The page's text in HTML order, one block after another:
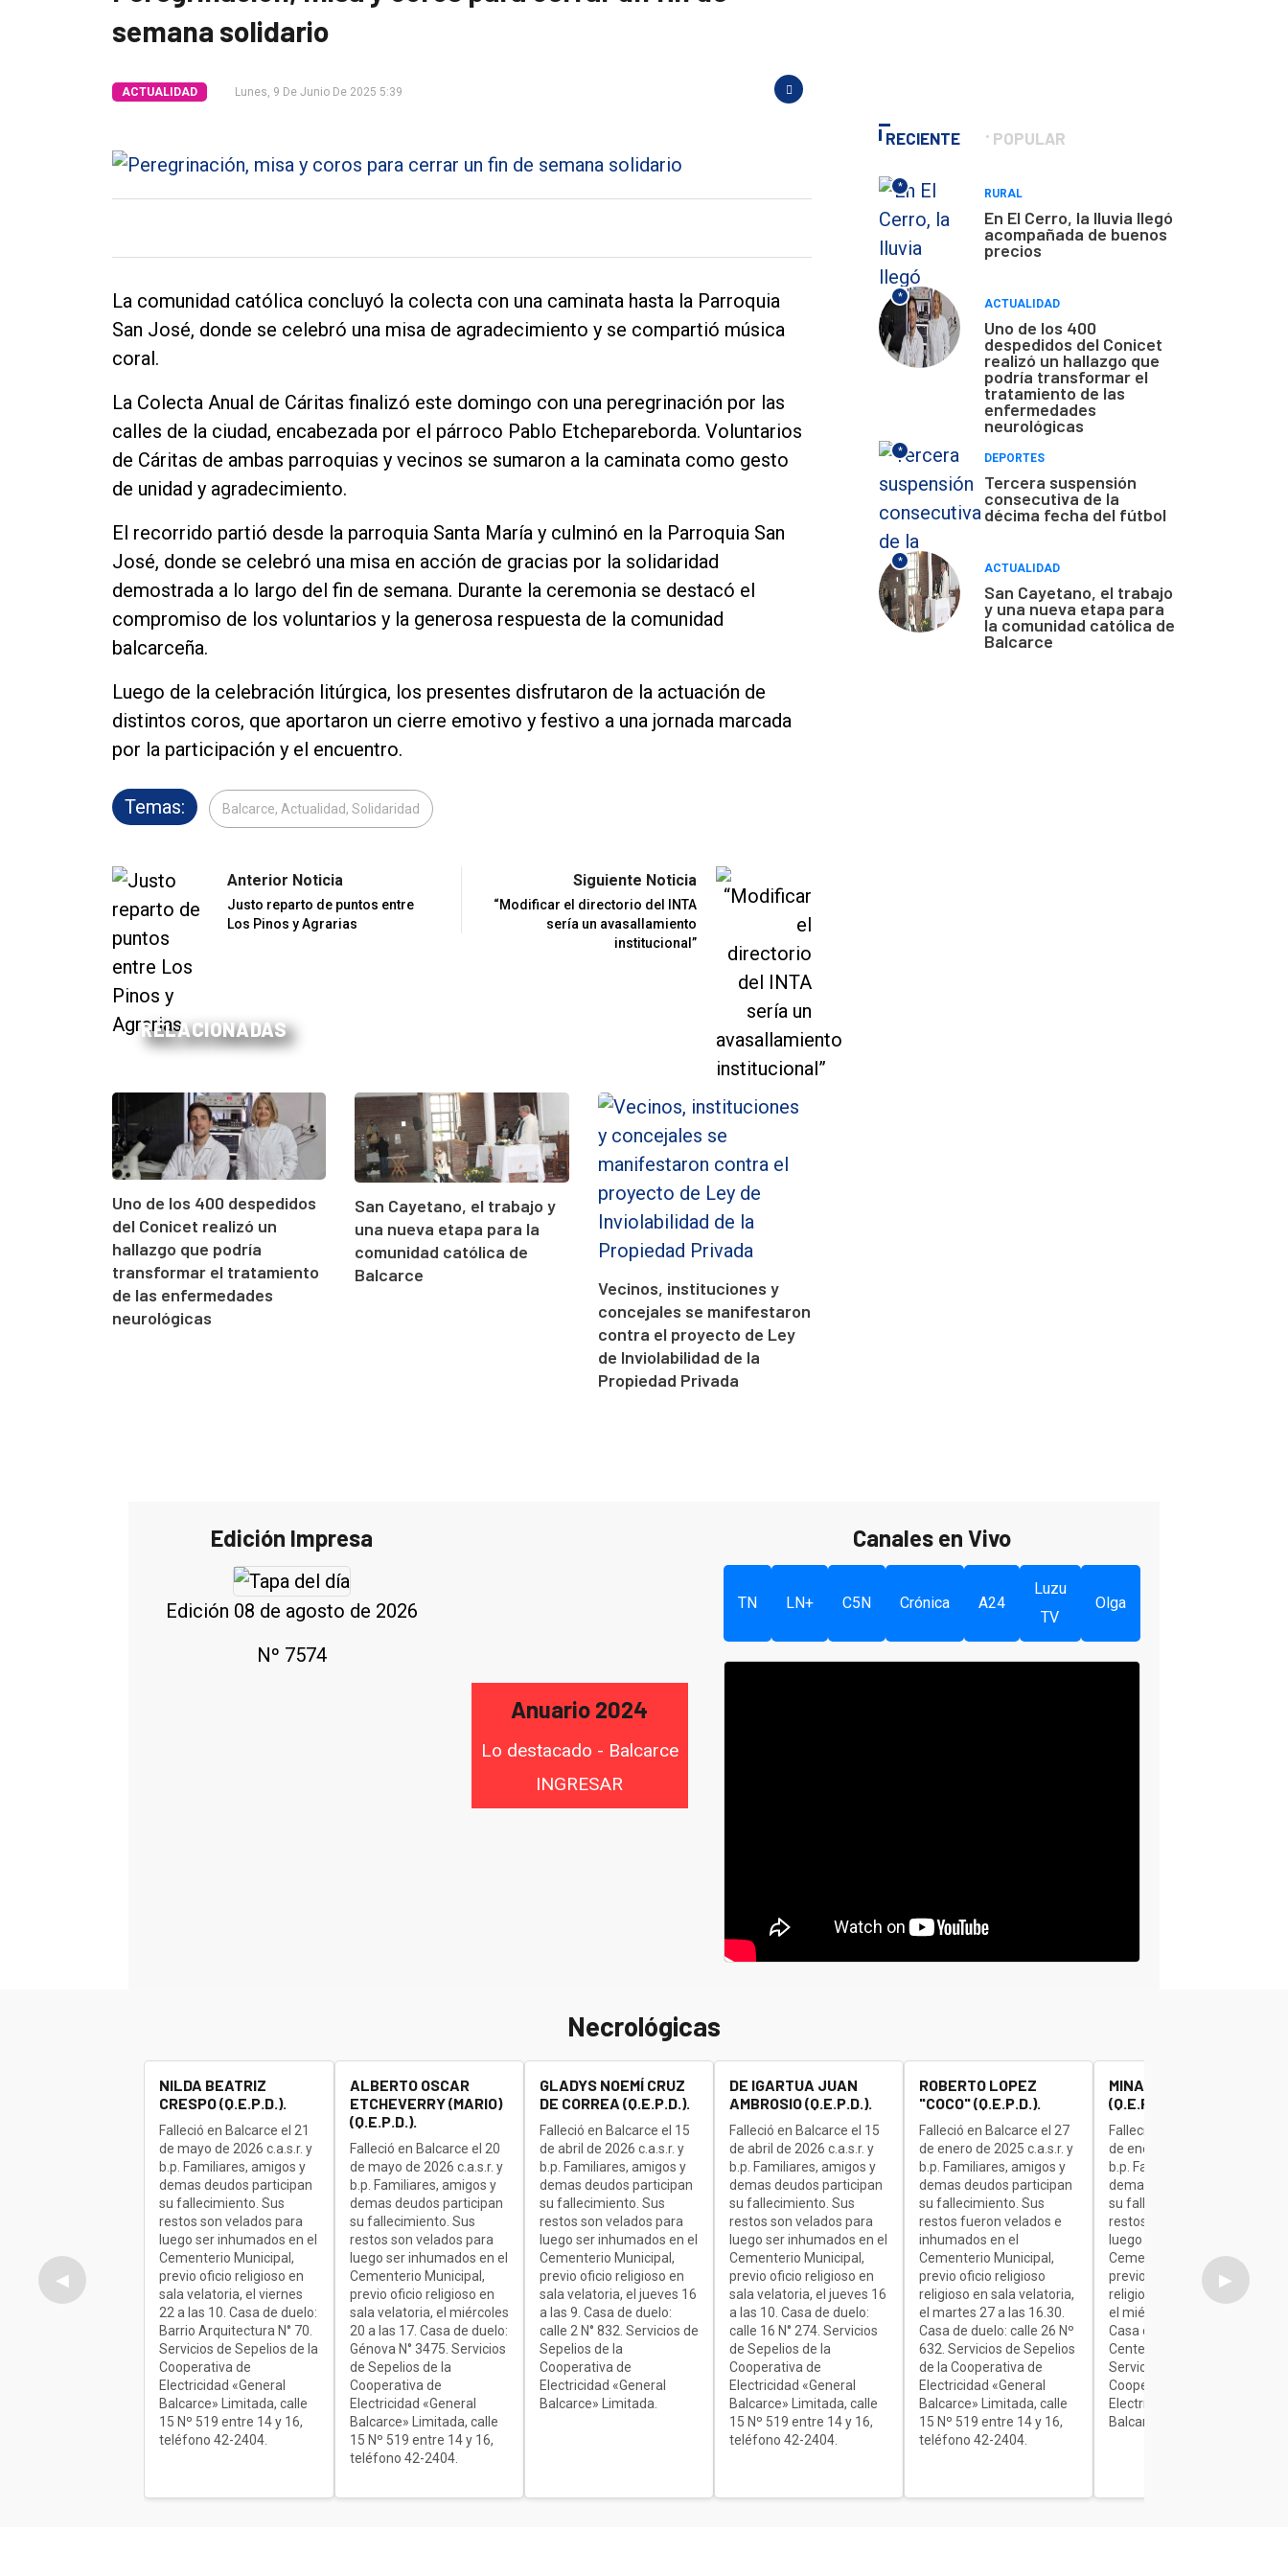
Deportes
Fúnebres
Nosotros
Contacto
semana solidario
ACTUALIDAD Lunes, 9 De Junio De 2025 5:39
La comunidad católica concluyó la colecta con una caminata hasta la Parroquia
San José, donde se celebró una misa de agradecimiento y se compartió música
coral.
La Colecta Anual de Cáritas finalizó este domingo con una peregrinación por las
calles de la ciudad, encabezada por el párroco Pablo Etchepareborda. Voluntarios
de Cáritas de ambas parroquias y vecinos se sumaron a la caminata como gesto
de unidad y agradecimiento.
El recorrido partió desde la parroquia Santa María y culminó en la Parroquia San
José, donde se celebró una misa en acción de gracias por la solidaridad
demostrada a lo largo del fin de semana. Durante la ceremonia se destacó el
compromiso de los voluntarios y la generosa respuesta de la comunidad
balcarceña.
Luego de la celebración litúrgica, los presentes disfrutaron de la actuación de
distintos coros, que aportaron un cierre emotivo y festivo a una jornada marcada
por la participación y el encuentro.
Temas: Balcarce, Actualidad, Solidaridad
Anterior Noticia
Justo reparto de puntos entre
Los Pinos y Agrarias
Siguiente Noticia
“Modificar el directorio del INTA
sería un avasallamiento
institucional”
RELACIONADAS
Uno de los 400 despedidos
del Conicet realizó un
hallazgo que podría
transformar el tratamiento
de las enfermedades
neurológicas
San Cayetano, el trabajo y
una nueva etapa para la
comunidad católica de
Balcarce
Vecinos, instituciones y
concejales se manifestaron
contra el proyecto de Ley
de Inviolabilidad de la
Propiedad Privada
RECIENTE POPULAR
*
RURAL
En El Cerro, la lluvia llegó
acompañada de buenos
precios
*
ACTUALIDAD
Uno de los 400
despedidos del Conicet
realizó un hallazgo que
podría transformar el
tratamiento de las
enfermedades
neurológicas
*
DEPORTES
Tercera suspensión
consecutiva de la
décima fecha del fútbol
*
ACTUALIDAD
San Cayetano, el trabajo
y una nueva etapa para
la comunidad católica de
Balcarce
Edición Impresa
Edición 08 de agosto de 2026
Nº 7574
Anuario 2024
Lo destacado - Balcarce
INGRESAR
Canales en Vivo
TN LN+ C5N Crónica A24
Luzu
TV
Olga
Necrológicas
◀
NILDA BEATRIZ
CRESPO (Q.E.P.D.).
Falleció en Balcarce el 21
de mayo de 2026 c.a.s.r. y
b.p. Familiares, amigos y
demas deudos participan
su fallecimiento. Sus
restos son velados para
luego ser inhumados en el
Cementerio Municipal,
previo oficio religioso en
sala velatoria, el viernes
22 a las 10. Casa de duelo:
Barrio Arquitectura N° 70.
Servicios de Sepelios de la
Cooperativa de
Electricidad «General
Balcarce» Limitada, calle
15 Nº 519 entre 14 y 16,
teléfono 42-2404.
ALBERTO OSCAR
ETCHEVERRY (MARIO)
(Q.E.P.D.).
Falleció en Balcarce el 20
de mayo de 2026 c.a.s.r. y
b.p. Familiares, amigos y
demas deudos participan
su fallecimiento. Sus
restos son velados para
luego ser inhumados en el
Cementerio Municipal,
previo oficio religioso en
sala velatoria, el miércoles
20 a las 17. Casa de duelo:
Génova N° 3475. Servicios
de Sepelios de la
Cooperativa de
Electricidad «General
Balcarce» Limitada, calle
15 Nº 519 entre 14 y 16,
teléfono 42-2404.
GLADYS NOEMÍ CRUZ
DE CORREA (Q.E.P.D.).
Falleció en Balcarce el 15
de abril de 2026 c.a.s.r. y
b.p. Familiares, amigos y
demas deudos participan
su fallecimiento. Sus
restos son velados para
luego ser inhumados en el
Cementerio Municipal,
previo oficio religioso en
sala velatoria, el jueves 16
a las 9. Casa de duelo:
calle 2 N° 832. Servicios de
Sepelios de la
Cooperativa de
Electricidad «General
Balcarce» Limitada.
DE IGARTUA JUAN
AMBROSIO (Q.E.P.D.).
Falleció en Balcarce el 15
de abril de 2026 c.a.s.r. y
b.p. Familiares, amigos y
demas deudos participan
su fallecimiento. Sus
restos son velados para
luego ser inhumados en el
Cementerio Municipal,
previo oficio religioso en
sala velatoria, el jueves 16
a las 10. Casa de duelo:
calle 16 N° 274. Servicios
de Sepelios de la
Cooperativa de
Electricidad «General
Balcarce» Limitada, calle
15 Nº 519 entre 14 y 16,
teléfono 42-2404.
ROBERTO LOPEZ
"COCO" (Q.E.P.D.).
Falleció en Balcarce el 27
de enero de 2025 c.a.s.r. y
b.p. Familiares, amigos y
demas deudos participan
su fallecimiento. Sus
restos fueron velados e
inhumados en el
Cementerio Municipal,
previo oficio religioso
religioso en sala velatoria,
el martes 27 a las 16.30.
Casa de duelo: calle 26 Nº
632. Servicios de Sepelios
de la Cooperativa de
Electricidad «General
Balcarce» Limitada, calle
15 Nº 519 entre 14 y 16,
teléfono 42-2404.
MINAUDO JOSE "BETA"
(Q.E.P.D.).
Falleció en Balcarce el 27
de enero de 2025 c.a.s.r. y
b.p. Familiares, amigos y
demas deudos participan
su fallecimiento. Sus
restos son velados para
luego ser inhumados en el
Cementerio Municipal,
previo oficio religioso
religioso en sala velatoria,
el miércoles de 7 a 9.30.
Casa de duelo: Av.
Centenario Nº 1840.
Servicios de Sepelios de la
Cooperativa de
Electricidad «General
Balcarce» Limitada.
▶